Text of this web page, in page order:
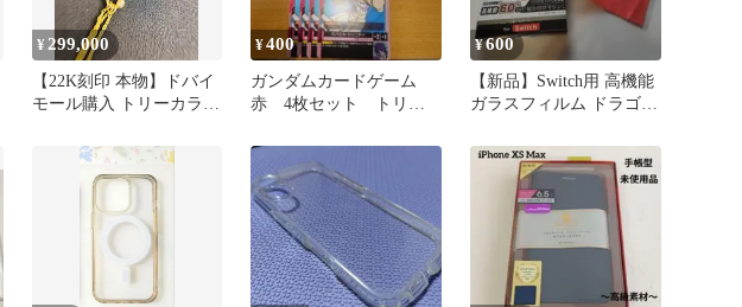
¥299,000
【22K刻印 本物】ドバイ
モール購入 トリーカラー
¥400
ガンダムカードゲーム
赤 4枚セット トリニ
¥600
【新品】Switch用 高機能
ガラスフィルム ドラゴン